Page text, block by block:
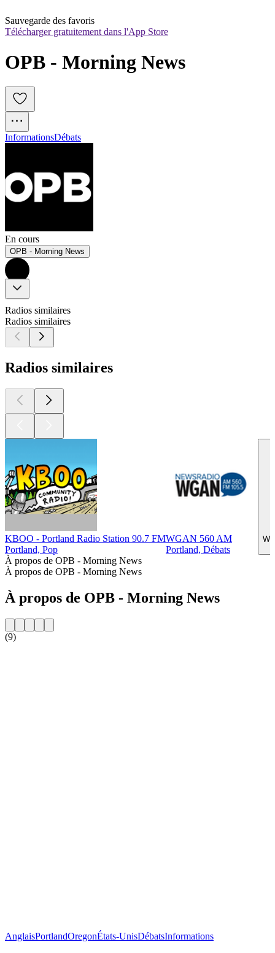
Sauvegarde des favoris
Télécharger gratuitement dans l'App Store
OPB - Morning News
InformationsDébats
En cours
OPB - Morning News
Radios similaires
Radios similaires
Radios similaires
KBOO - Portland Radio Station 90.7 FM
Portland, Pop
WGAN 560 AM
Portland, Débats
À propos de OPB - Morning News
À propos de OPB - Morning News
À propos de OPB - Morning News
(9)
AnglaisPortlandOregonÉtats-UnisDébatsInformations